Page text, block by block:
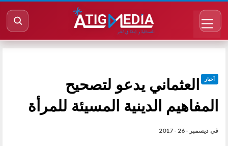
أخبار
العثماني يدعو لتصحيح
المفاهيم الدينية المسيئة للمرأة
في ديسمبر - 26 - 2017